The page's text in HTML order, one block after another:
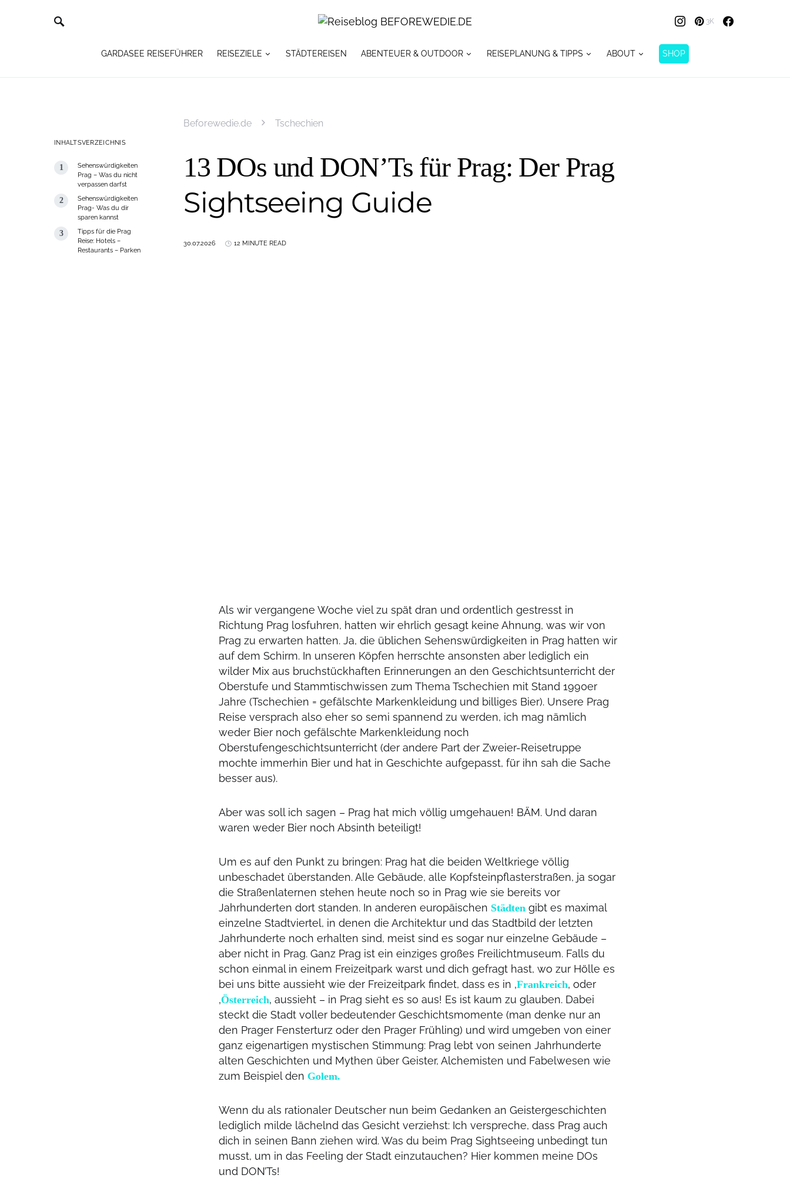
3K
GARDASEE REISEFÜHRER REISEZIELE STÄDTEREISEN ABENTEUER & OUTDOOR REISEPLANUNG & TIPPS ABOUT SHOP
Beforewedie.de Tschechien
13 DOs und DON’Ts für Prag: Der Prag
Sightseeing Guide
30.07.2026 12 MINUTE READ
Als wir vergangene Woche viel zu spät dran und ordentlich gestresst in
Richtung Prag losfuhren, hatten wir ehrlich gesagt keine Ahnung, was wir von
Prag zu erwarten hatten. Ja, die üblichen Sehenswürdigkeiten in Prag hatten wir
auf dem Schirm. In unseren Köpfen herrschte ansonsten aber lediglich ein
wilder Mix aus bruchstückhaften Erinnerungen an den Geschichtsunterricht der
Oberstufe und Stammtischwissen zum Thema Tschechien mit Stand 1990er
Jahre (Tschechien = gefälschte Markenkleidung und billiges Bier). Unsere Prag
Reise versprach also eher so semi spannend zu werden, ich mag nämlich
weder Bier noch gefälschte Markenkleidung noch
Oberstufengeschichtsunterricht (der andere Part der Zweier-Reisetruppe
mochte immerhin Bier und hat in Geschichte aufgepasst, für ihn sah die Sache
besser aus).
Aber was soll ich sagen – Prag hat mich völlig umgehauen! BÄM. Und daran
waren weder Bier noch Absinth beteiligt!
Um es auf den Punkt zu bringen: Prag hat die beiden Weltkriege völlig
unbeschadet überstanden. Alle Gebäude, alle Kopfsteinpflasterstraßen, ja sogar
die Straßenlaternen stehen heute noch so in Prag wie sie bereits vor
Jahrhunderten dort standen. In anderen europäischen Städten gibt es maximal
einzelne Stadtviertel, in denen die Architektur und das Stadtbild der letzten
Jahrhunderte noch erhalten sind, meist sind es sogar nur einzelne Gebäude –
aber nicht in Prag. Ganz Prag ist ein einziges großes Freilichtmuseum. Falls du
schon einmal in einem Freizeitpark warst und dich gefragt hast, wo zur Hölle es
bei uns bitte aussieht wie der Freizeitpark findet, dass es in ‚Frankreich‚ oder
‚Österreich‚ aussieht – in Prag sieht es so aus! Es ist kaum zu glauben. Dabei
steckt die Stadt voller bedeutender Geschichtsmomente (man denke nur an
den Prager Fensterturz oder den Prager Frühling) und wird umgeben von einer
ganz eigenartigen mystischen Stimmung: Prag lebt von seinen Jahrhunderte
alten Geschichten und Mythen über Geister, Alchemisten und Fabelwesen wie
zum Beispiel den Golem.
Wenn du als rationaler Deutscher nun beim Gedanken an Geistergeschichten
lediglich milde lächelnd das Gesicht verziehst: Ich verspreche, dass Prag auch
dich in seinen Bann ziehen wird. Was du beim Prag Sightseeing unbedingt tun
musst, um in das Feeling der Stadt einzutauchen? Hier kommen meine DOs
und DON’Ts!
INHALTSVERZEICHNIS
Sehenswürdigkeiten
Prag – Was du nicht
verpassen darfst
Sehenswürdigkeiten
Prag- Was du dir
sparen kannst
Tipps für die Prag
Reise: Hotels –
Restaurants – Parken